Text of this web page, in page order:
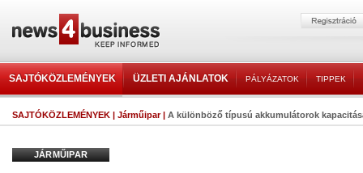
SAJTÓKÖZLEMÉNYEK ÜZLETI AJÁNLATOK PÁLYÁZATOK TIPPEK
SAJTÓKÖZLEMÉNYEK | Járműipar| A különböző típusú akkumulátorok
JÁRMŰIPAR